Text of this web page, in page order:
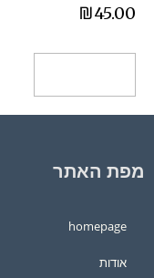
₪45.00
מפת האתר
homepage
אודות